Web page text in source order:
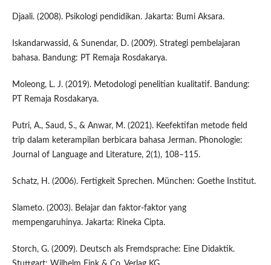
Djaali. (2008). Psikologi pendidikan. Jakarta: Bumi Aksara.
Iskandarwassid, & Sunendar, D. (2009). Strategi pembelajaran
bahasa. Bandung: PT Remaja Rosdakarya.
Moleong, L. J. (2019). Metodologi penelitian kualitatif. Bandung:
PT Remaja Rosdakarya.
Putri, A., Saud, S., & Anwar, M. (2021). Keefektifan metode field
trip dalam keterampilan berbicara bahasa Jerman. Phonologie:
Journal of Language and Literature, 2(1), 108–115.
Schatz, H. (2006). Fertigkeit Sprechen. München: Goethe Institut.
Slameto. (2003). Belajar dan faktor-faktor yang
mempengaruhinya. Jakarta: Rineka Cipta.
Storch, G. (2009). Deutsch als Fremdsprache: Eine Didaktik.